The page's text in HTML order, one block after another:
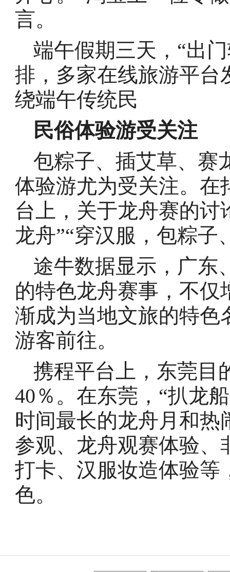
言。
端午假期三天，“出
排，多家在线旅游平台
绕端午传统民
民俗体验游受关注
包粽子、插艾草、
体验游尤为受关注。在
台上，关于龙舟赛的讨
龙舟”“穿汉服，包粽子
途牛数据显示，广东
的特色龙舟赛事，不
渐成为当地文旅的特色
游客前往。
携程平台上，东莞目
40％。在东莞，“扒龙
时间最长的龙舟月和
参观、龙舟观赛体验、
打卡、汉服妆造体验等
色。